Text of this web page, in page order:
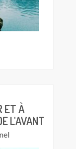
ET À
L'AVANT